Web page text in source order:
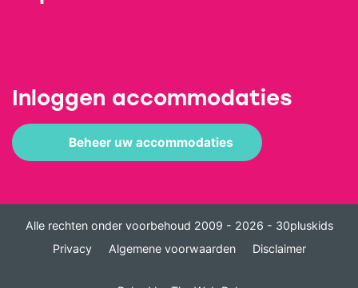
Inloggen accommodaties
Beheer uw accommodaties
Alle rechten onder voorbehoud 2009 - 2026 - 30pluskids
Privacy
Algemene voorwaarden Disclaimer